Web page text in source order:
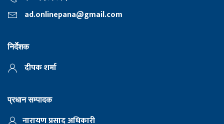
ad.onlinepana@gmail.com
निर्देशक
दीपक शर्मा
प्रधान सम्पादक
नारायण प्रसाद अधिकारी